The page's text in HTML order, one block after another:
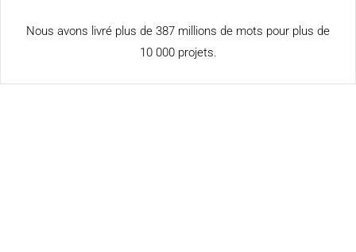
Nous avons livré plus de 387 millions de mots pour plus de
10 000 projets.